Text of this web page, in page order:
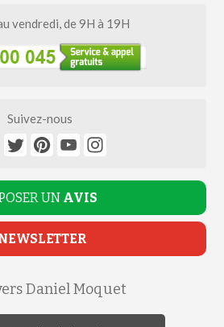
vendredi, de 9H à 19H
Suivez-nous
UN AVIS
Daniel Moquet